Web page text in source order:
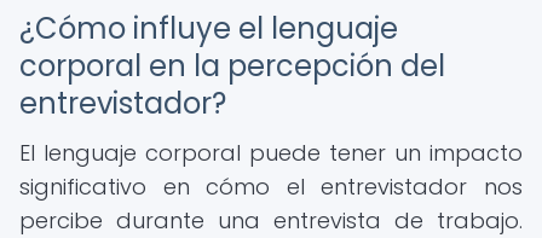
¿Cómo influye el lenguaje
corporal en la percepción del
entrevistador?
El lenguaje corporal puede tener un impacto
significativo en cómo el entrevistador nos
percibe durante una entrevista de trabajo.